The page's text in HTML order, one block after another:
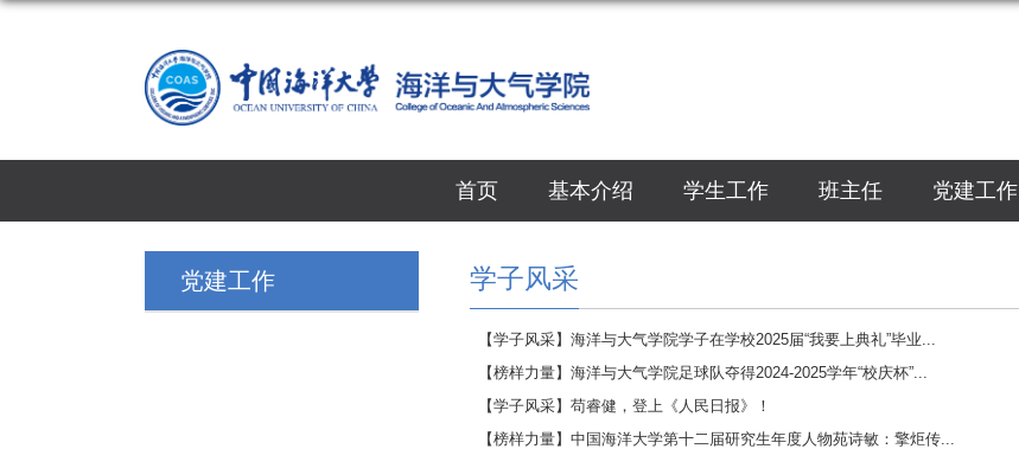
首页 基本介绍 学生工作 班主任 党建工作
党建工作 学子风采
【学子风采】海洋与大气学院学子在学校2025届“我要上典礼”毕业...
【榜样力量】海洋与大气学院足球队夺得2024-2025学年“校庆杯”...
【学子风采】苟睿健，登上《人民日报》！
【榜样力量】中国海洋大学第十二届研究生年度人物苑诗敏：擎炬传...